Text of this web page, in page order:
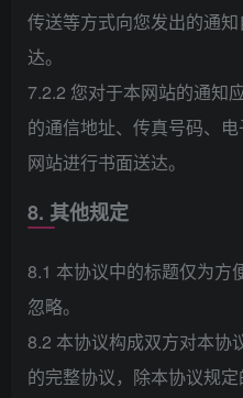
传送等方式向您发出的通
达。
7.2.2 您对于本网站的通知
的通信地址、传真号码、
网站进行书面送达。
8. 其他规定
8.1 本协议中的标题仅为方
忽略。
8.2 本协议构成双方对本协
的完整协议，除本协议规